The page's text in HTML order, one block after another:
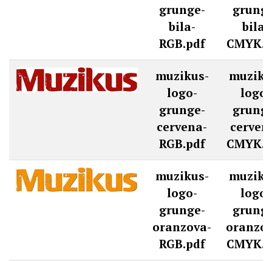
grunge-
bila-
RGB.pdf
bila-
muzikus-
logo-
grunge-
cervena-
RGB.pdf
logo-
muzikus-
logo-
grunge-
oranzova-
RGB.pdf
logo-